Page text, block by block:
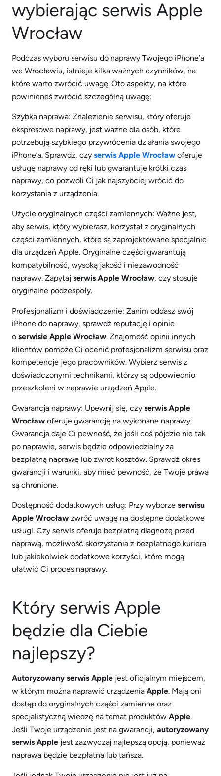
wybierając serwis Apple
Wrocław
Podczas wyboru serwisu do naprawy Twojego iPhone’a
we Wrocławiu, istnieje kilka ważnych czynników, na
które warto zwrócić uwagę. Oto aspekty, na które
powinieneś zwrócić szczególną uwagę:
Szybka naprawa: Znalezienie serwisu, który oferuje
ekspresowe naprawy, jest ważne dla osób, które
potrzebują szybkiego przywrócenia działania swojego
iPhone’a. Sprawdź, czy serwis Apple Wrocław oferuje
usługę naprawy od ręki lub gwarantuje krótki czas
naprawy, co pozwoli Ci jak najszybciej wrócić do
korzystania z urządzenia.
Użycie oryginalnych części zamiennych: Ważne jest,
aby serwis, który wybierasz, korzystał z oryginalnych
części zamiennych, które są zaprojektowane specjalnie
dla urządzeń Apple. Oryginalne części gwarantują
kompatybilność, wysoką jakość i niezawodność
naprawy. Zapytaj serwis Apple Wrocław, czy stosuje
oryginalne podzespoły.
Profesjonalizm i doświadczenie: Zanim oddasz swój
iPhone do naprawy, sprawdź reputację i opinie
o serwisie Apple Wrocław. Znajomość opinii innych
klientów pomoże Ci ocenić profesjonalizm serwisu oraz
kompetencje jego pracowników. Wybierz serwis z
doświadczonymi technikami, którzy są odpowiednio
przeszkoleni w naprawie urządzeń Apple.
Gwarancja naprawy: Upewnij się, czy serwis Apple
Wrocław oferuje gwarancję na wykonane naprawy.
Gwarancja daje Ci pewność, że jeśli coś pójdzie nie tak
po naprawie, serwis będzie odpowiedzialny za
bezpłatną naprawę lub zwrot kosztów. Sprawdź okres
gwarancji i warunki, aby mieć pewność, że Twoje prawa
są chronione.
Dostępność dodatkowych usług: Przy wyborze serwisu
Apple Wrocław zwróć uwagę na dostępne dodatkowe
usługi. Czy serwis oferuje bezpłatną diagnozę przed
naprawą, możliwość skorzystania z bezpłatnego kuriera
lub jakiekolwiek dodatkowe korzyści, które mogą
ułatwić Ci proces naprawy.
Który serwis Apple
będzie dla Ciebie
najlepszy?
Autoryzowany serwis Apple jest oficjalnym miejscem,
w którym można naprawić urządzenia Apple. Mają oni
dostęp do oryginalnych części zamienne oraz
specjalistyczną wiedzę na temat produktów Apple.
Jeśli Twoje urządzenie jest na gwarancji, autoryzowany
serwis Apple jest zazwyczaj najlepszą opcją, ponieważ
naprawa będzie bezpłatna lub tańsza.